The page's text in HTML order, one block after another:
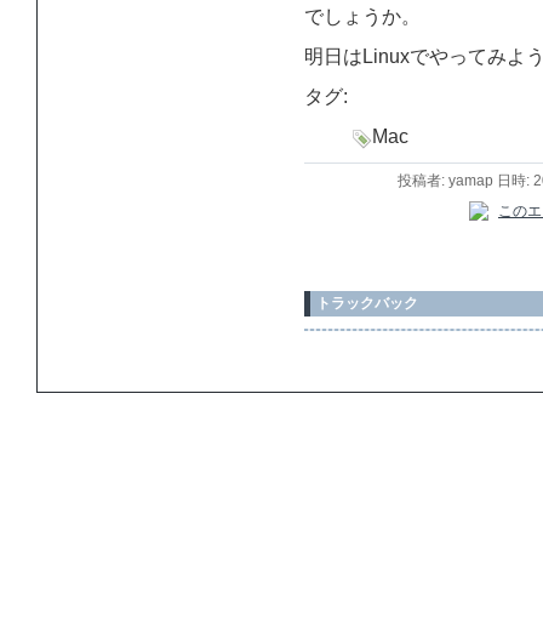
でしょうか。
明日はLinuxでやってみよ
タグ:
Mac
投稿者: yamap 日時:
トラックバック